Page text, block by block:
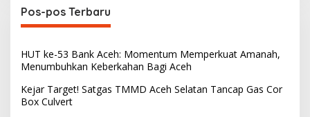
Pos-pos Terbaru
HUT ke-53 Bank Aceh: Momentum Memperkuat Amanah,
Menumbuhkan Keberkahan Bagi Aceh
Kejar Target! Satgas TMMD Aceh Selatan Tancap Gas Cor
Box Culvert